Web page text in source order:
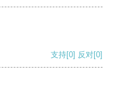
支持[0] 反对[0]